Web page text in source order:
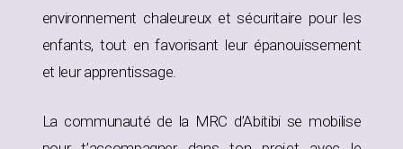
environnement chaleureux et sécuritaire pour les
enfants, tout en favorisant leur épanouissement
et leur apprentissage.
La communauté de la MRC d’Abitibi se mobilise